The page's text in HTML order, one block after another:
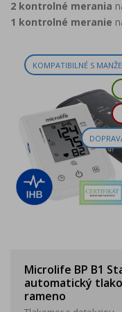
Rukavice
Dezinfekčné prípravky
Tick
Trávenie, vylučovanie a
Produkty dennej potreby
2 kontrolné merania
1 kontrolné meranie
KOMPATIBILNÉ S
Microlife BP B1
automatický
rameno